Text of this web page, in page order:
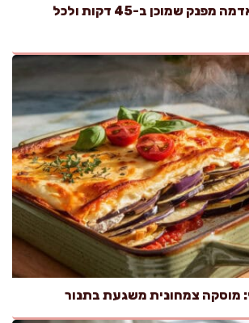
בלינצ'ס תפוחי אדמה מפנק שמוכן ב-45 דקות ולכל
מוסקה צמחונית משגעת בתנור